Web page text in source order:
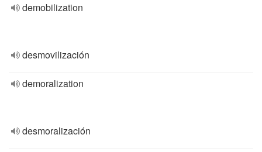
demobilization
desmovilización
demoralization
desmoralización